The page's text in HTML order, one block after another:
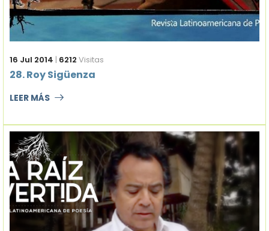
16 Jul 2014 | 6212 Visitas
28. Roy Sigüenza
LEER MÁS